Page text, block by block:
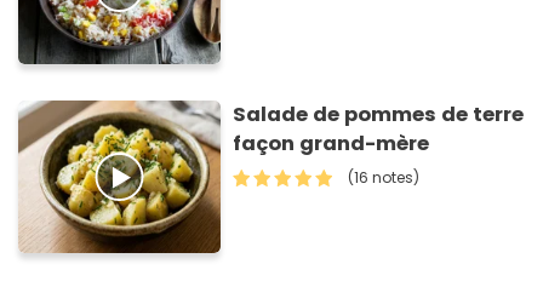
Salade de pommes de terre
façon grand-mère
(16 notes)